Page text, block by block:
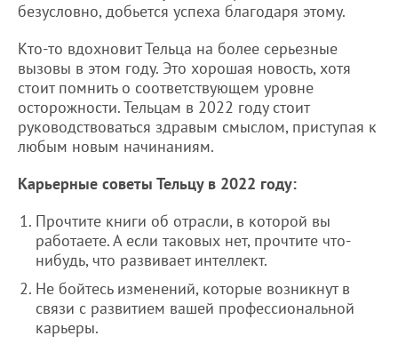
безусловно, добьется успеха благодаря этому.
Кто-то вдохновит Тельца на более серьезные
вызовы в этом году. Это хорошая новость, хотя
стоит помнить о соответствующем уровне
осторожности. Тельцам в 2022 году стоит
руководствоваться здравым смыслом, приступая к
любым новым начинаниям.
Карьерные советы Тельцу в 2022 году:
Прочтите книги об отрасли, в которой вы
работаете. А если таковых нет, прочтите что-
нибудь, что развивает интеллект.
Не бойтесь изменений, которые возникнут в
связи с развитием вашей профессиональной
карьеры.